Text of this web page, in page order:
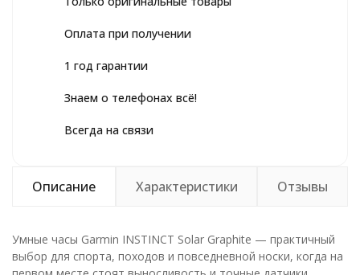
Оплата при получении
1 год гарантии
Знаем о телефонах всё!
Всегда на связи
Описание Характеристики Отзывы
Умные часы Garmin INSTINCT Solar Graphite — практичный
выбор для спорта, походов и повседневной носки, когда на